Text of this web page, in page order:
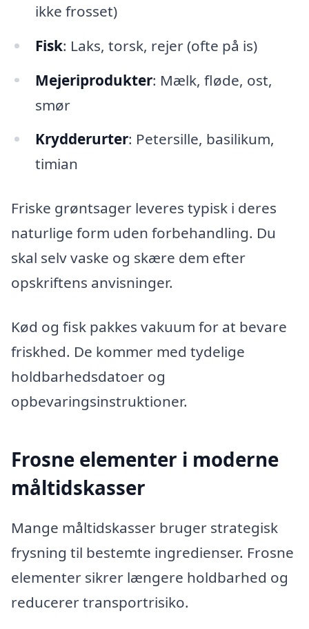
ikke frosset)
Fisk: Laks, torsk, rejer (ofte på is)
Mejeriprodukter: Mælk, fløde, ost,
smør
Krydderurter: Petersille, basilikum,
timian
Friske grøntsager leveres typisk i deres
naturlige form uden forbehandling. Du
skal selv vaske og skære dem efter
opskriftens anvisninger.
Kød og fisk pakkes vakuum for at bevare
friskhed. De kommer med tydelige
holdbarhedsdatoer og
opbevaringsinstruktioner.
Frosne elementer i moderne
måltidskasser
Mange måltidskasser bruger strategisk
frysning til bestemte ingredienser. Frosne
elementer sikrer længere holdbarhed og
reducerer transportrisiko.